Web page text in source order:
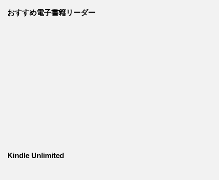
おすすめ電子書籍リーダー
Kindle Unlimited